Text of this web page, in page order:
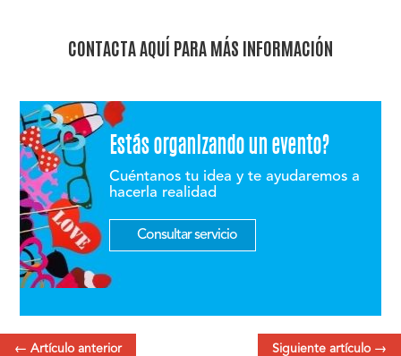
CONTACTA AQUÍ PARA MÁS INFORMACIÓN
Estás organizando un evento?
Cuéntanos tu idea y te ayudaremos a
hacerla realidad
Consultar servicio
← Artículo anterior Siguiente artículo→